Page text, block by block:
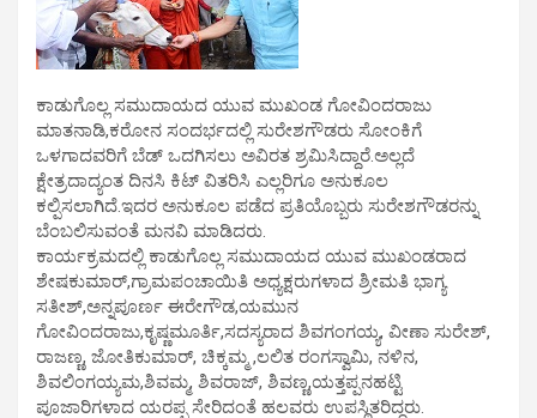
ಕಾಡುಗೊಲ್ಲ ಸಮುದಾಯದ ಯುವ ಮುಖಂಡ ಗೋವಿಂದರಾಜು
ಮಾತನಾಡಿ,ಕರೋನ ಸಂದರ್ಭದಲ್ಲಿ ಸುರೇಶಗೌಡರು ಸೋಂಕಿಗೆ
ಒಳಗಾದವರಿಗೆ ಬೆಡ್ ಒದಗಿಸಲು ಅವಿರತ ಶ್ರಮಿಸಿದ್ದಾರೆ.ಅಲ್ಲದೆ
ಕ್ಷೇತ್ರದಾದ್ಯಂತ ದಿನಸಿ ಕಿಟ್ ವಿತರಿಸಿ ಎಲ್ಲರಿಗೂ ಅನುಕೂಲ
ಕಲ್ಪಿಸಲಾಗಿದೆ.ಇದರ ಅನುಕೂಲ ಪಡೆದ ಪ್ರತಿಯೊಬ್ಬರು ಸುರೇಶಗೌಡರನ್ನು
ಬೆಂಬಲಿಸುವಂತೆ ಮನವಿ ಮಾಡಿದರು.
ಕಾರ್ಯಕ್ರಮದಲ್ಲಿ ಕಾಡುಗೊಲ್ಲ ಸಮುದಾಯದ ಯುವ ಮುಖಂಡರಾದ
ಶೇಷಕುಮಾರ್,ಗ್ರಾಮಪಂಚಾಯಿತಿ ಅಧ್ಯಕ್ಷರುಗಳಾದ ಶ್ರೀಮತಿ ಭಾಗ್ಯ
ಸತೀಶ್,ಅನ್ನಪೂರ್ಣ ಈರೇಗೌಡ,ಯಮುನ
ಗೋವಿಂದರಾಜು,ಕೃಷ್ಣಮೂರ್ತಿ,ಸದಸ್ಯರಾದ ಶಿವಗಂಗಯ್ಯ, ವೀಣಾ ಸುರೇಶ್,
ರಾಜಣ್ಣ, ಜೋತಿಕುಮಾರ್, ಚಿಕ್ಕಮ್ಮ ,ಲಲಿತ ರಂಗಸ್ವಾಮಿ, ನಳಿನ,
ಶಿವಲಿಂಗಯ್ಯಮ,ಶಿವಮ್ಮ, ಶಿವರಾಜ್, ಶಿವಣ್ಣ,ಯತ್ತಪ್ಪನಹಟ್ಟಿ
ಪೂಜಾರಿಗಳಾದ ಯರಪ್ಪ ಸೇರಿದಂತೆ ಹಲವರು ಉಪಸ್ಥಿತರಿದ್ದರು.